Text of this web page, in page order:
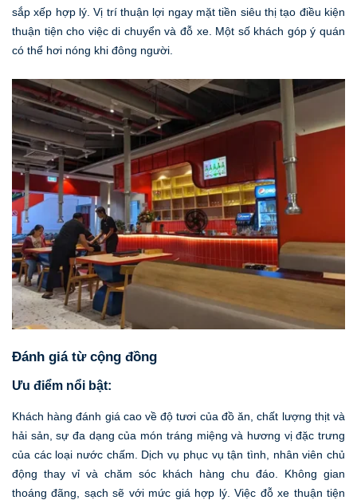
sắp xếp hợp lý. Vị trí thuận lợi ngay mặt tiền siêu thị tạo điều kiện
thuận tiện cho việc di chuyển và đỗ xe. Một số khách góp ý quán
có thể hơi nóng khi đông người.
Đánh giá từ cộng đồng
Ưu điểm nổi bật:
Khách hàng đánh giá cao về độ tươi của đồ ăn, chất lượng thịt và
hải sản, sự đa dạng của món tráng miệng và hương vị đặc trưng
của các loại nước chấm. Dịch vụ phục vụ tận tình, nhân viên chủ
động thay vỉ và chăm sóc khách hàng chu đáo. Không gian
thoáng đãng, sạch sẽ với mức giá hợp lý. Việc đỗ xe thuận tiện